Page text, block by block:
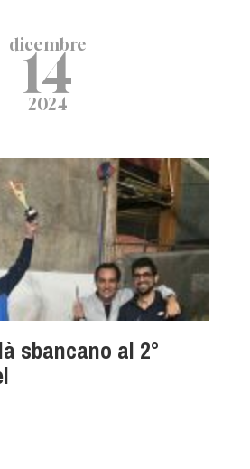
dicembre
14
2024
sbancano al 2°